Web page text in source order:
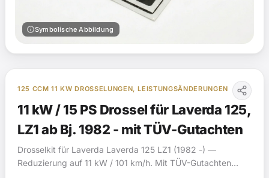
infoSymbolische Abbildung
125 CCM 11 KW DROSSELUNGEN, LEISTUNGSÄNDERUNGEN
11 kW / 15 PS Drossel für Laverda 125,
LZ1 ab Bj. 1982 - mit TÜV-Gutachten
Drosselkit für Laverda Laverda 125 LZ1 (1982 -) —
Reduzierung auf 11 kW / 101 km/h. Mit TÜV-Gutachten